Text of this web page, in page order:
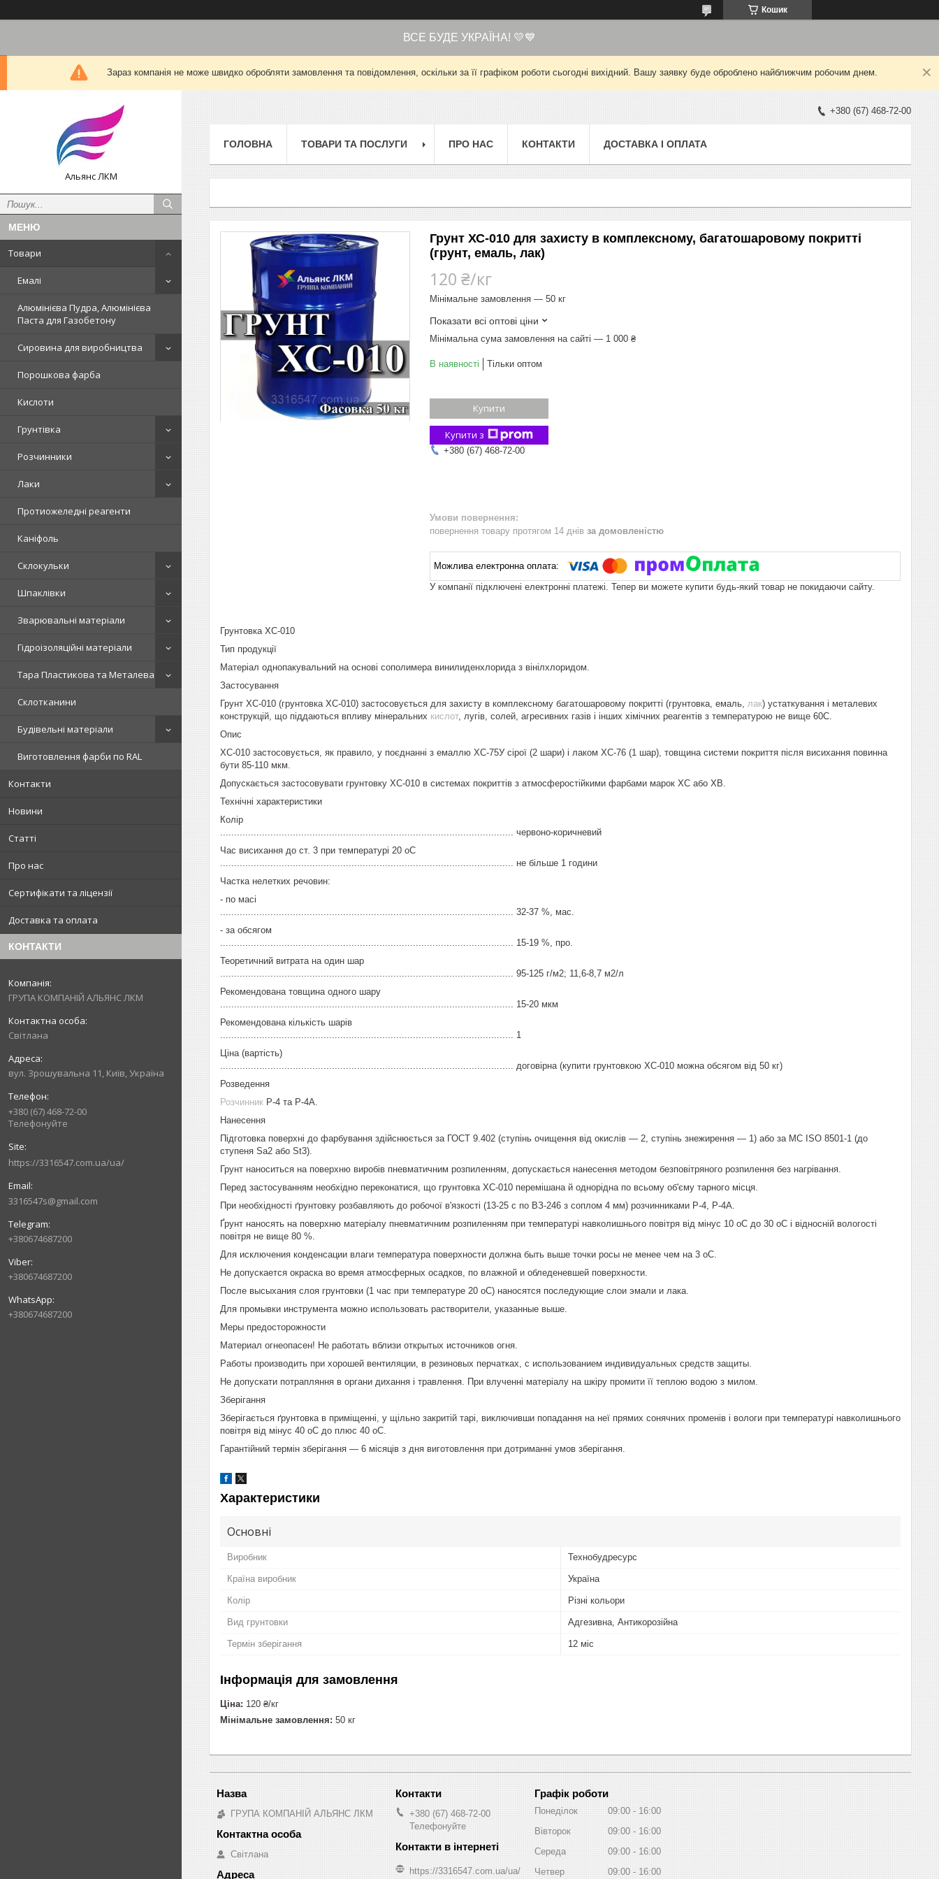
Кошик
ВСЕ БУДЕ УКРАЇНА! 💛💙
Зараз компанія не може швидко обробляти замовлення та повідомлення, оскільки за її графіком роботи сьогодні вихідний. Вашу заявку буде оброблено найближчим робочим днем.
Альянс ЛКМ
Товари
Емалі
Алюмінієва Пудра, Алюмінієва
Паста для Газобетону
Сировина для виробництва
Порошкова фарба
Кислоти
Грунтівка
Розчинники
Лаки
Протиожеледні реагенти
Каніфоль
Склокульки
Шпаклівки
Зварювальні матеріали
Гідроізоляційні матеріали
Тара Пластикова та Металева
Склотканини
Будівельні матеріали
Виготовлення фарби по RAL
Контакти
Новини
Статті
Про нас
Сертифікати та ліцензії
Доставка та оплата
КОНТАКТИ
ГРУПА КОМПАНІЙ АЛЬЯНС ЛКМ
Світлана
вул. Зрошувальна 11, Київ, Україна
+380 (67) 468-72-00
Телефонуйте
https://3316547.com.ua/ua/
3316547s@gmail.com
+380674687200
+380674687200
+380674687200
+380 (67) 468-72-00
ГОЛОВНА ТОВАРИ ТА ПОСЛУГИ ПРО НАС КОНТАКТИ ДОСТАВКА І ОПЛАТА
Грунт ХС-010 для захисту в комплексному, багатошаровому покритті
(грунт, емаль, лак)
120 ₴/кг
Мінімальне замовлення — 50 кг
Показати всі оптові ціни
Мінімальна сума замовлення на сайті — 1 000 ₴
В наявності Тільки оптом
Купити
Купити з
+380 (67) 468-72-00
повернення товару протягом 14 днів за домовленістю
У компанії підключені електронні платежі. Тепер ви можете купити будь-який товар не покидаючи сайту.
Грунтовка ХС-010
Тип продукції
Матеріал однопакувальний на основі сополимера винилиденхлорида з вінілхлоридом.
Застосування
Грунт ХС-010 (грунтовка ХС-010) застосовується для захисту в комплексному багатошаровому покритті (грунтовка, емаль, лак) устаткування і металевих
конструкцій, що піддаються впливу мінеральних кислот, лугів, солей, агресивних газів і інших хімічних реагентів з температурою не вище 60С.
Опис
ХС-010 застосовується, як правило, у поєднанні з емаллю ХС-75У сірої (2 шари) і лаком ХС-76 (1 шар), товщина системи покриття після висихання повинна
бути 85-110 мкм.
Допускається застосовувати грунтовку ХС-010 в системах покриттів з атмосферостійкими фарбами марок ХС або ХВ.
Технічні характеристики
Колір
......................................................................................................... червоно-коричневий
Час висихання до ст. 3 при температурі 20 оС
......................................................................................................... не більше 1 години
Частка нелетких речовин:
- по масі
......................................................................................................... 32-37 %, мас.
- за обсягом
......................................................................................................... 15-19 %, про.
Теоретичний витрата на один шар
......................................................................................................... 95-125 г/м2; 11,6-8,7 м2/л
Рекомендована товщина одного шару
......................................................................................................... 15-20 мкм
Рекомендована кількість шарів
......................................................................................................... 1
Ціна (вартість)
......................................................................................................... договірна (купити грунтовкою ХС-010 можна обсягом від 50 кг)
Розведення
Розчинник Р-4 та Р-4А.
Нанесення
Підготовка поверхні до фарбування здійснюється за ГОСТ 9.402 (ступінь очищення від окислів — 2, ступінь знежирення — 1) або за МС ISO 8501-1 (до
ступеня Sa2 або St3).
Грунт наноситься на поверхню виробів пневматичним розпиленням, допускається нанесення методом безповітряного розпилення без нагрівання.
Перед застосуванням необхідно переконатися, що грунтовка ХС-010 перемішана й однорідна по всьому об'єму тарного місця.
При необхідності ґрунтовку розбавляють до робочої в'язкості (13-25 с по ВЗ-246 з соплом 4 мм) розчинниками Р-4, Р-4А.
Ґрунт наносять на поверхню матеріалу пневматичним розпиленням при температурі навколишнього повітря від мінус 10 оС до 30 оС і відносній вологості
повітря не вище 80 %.
Для исключения конденсации влаги температура поверхности должна быть выше точки росы не менее чем на 3 оС.
Не допускается окраска во время атмосферных осадков, по влажной и обледеневшей поверхности.
После высыхания слоя грунтовки (1 час при температуре 20 оС) наносятся последующие слои эмали и лака.
Для промывки инструмента можно использовать растворители, указанные выше.
Меры предосторожности
Материал огнеопасен! Не работать вблизи открытых источников огня.
Работы производить при хорошей вентиляции, в резиновых перчатках, с использованием индивидуальных средств защиты.
Не допускати потрапляння в органи дихання і травлення. При влученні матеріалу на шкіру промити її теплою водою з милом.
Зберігання
Зберігається ґрунтовка в приміщенні, у щільно закритій тарі, виключивши попадання на неї прямих сонячних променів і вологи при температурі навколишнього
повітря від мінус 40 оС до плюс 40 оС.
Гарантійний термін зберігання — 6 місяців з дня виготовлення при дотриманні умов зберігання.
Характеристики
Основні
Виробник Технобудресурс
Країна виробник Україна
Колір Різні кольори
Вид грунтовки Адгезивна, Антикорозійна
Термін зберігання 12 міс
Інформація для замовлення
Ціна: 120 ₴/кг
Мінімальне замовлення: 50 кг
ГРУПА КОМПАНІЙ АЛЬЯНС ЛКМ
Світлана
+380 (67) 468-72-00
Телефонуйте
https://3316547.com.ua/ua/
Графік роботи
Понеділок 09:00
16:00
Вівторок
09:00
16:00
Середа
09:00
16:00
Четвер
09:00 16:00